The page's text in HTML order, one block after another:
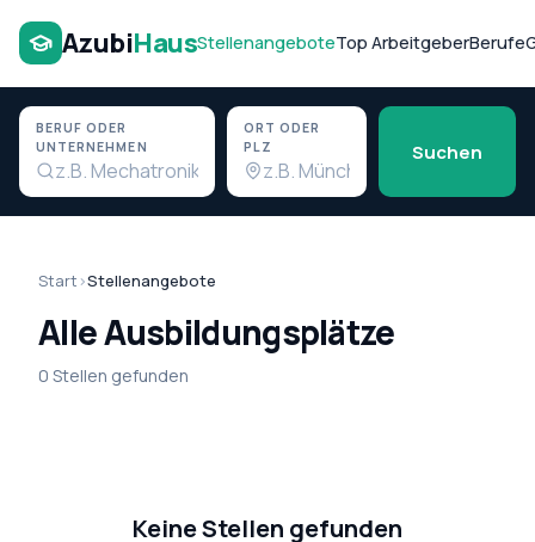
AzubiHausStellenangeboteTop ArbeitgeberBerufe
BERUF ODER
UNTERNEHMEN
ORT ODER
PLZ
Suchen
Start›Stellenangebote
Alle Ausbildungsplätze
0 Stellen gefunden
Keine Stellen gefunden